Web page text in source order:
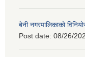
बेनी नगरपालिकाको
Post date: 08/26/